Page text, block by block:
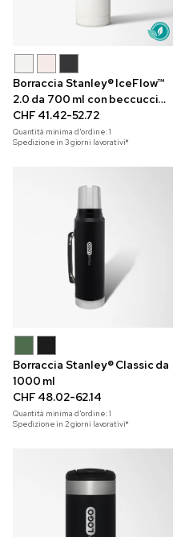
Borraccia Stanley® IceFlow™
2.0 da 700 ml con beccuccio
ribaltabile e incisione a laser
CHF 41.42-52.72
Quantità minima d'ordine:1
Spedizione in 3 giorni lavorativi*
Borraccia Stanley® Classic da
1000 ml
CHF 48.02-62.14
Quantità minima d'ordine:1
Spedizione in 2 giorni lavorativi*